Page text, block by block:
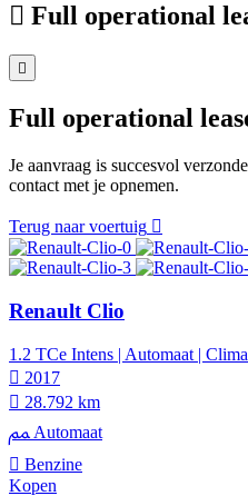
Full operational
Full operational
Je aanvraag is succesvol
contact met je opnemen.
Terug naar voertuig
Renault Clio
1.2 TCe Intens | Automaat |
2017
28.792 km
Automaat
Benzine
Kopen